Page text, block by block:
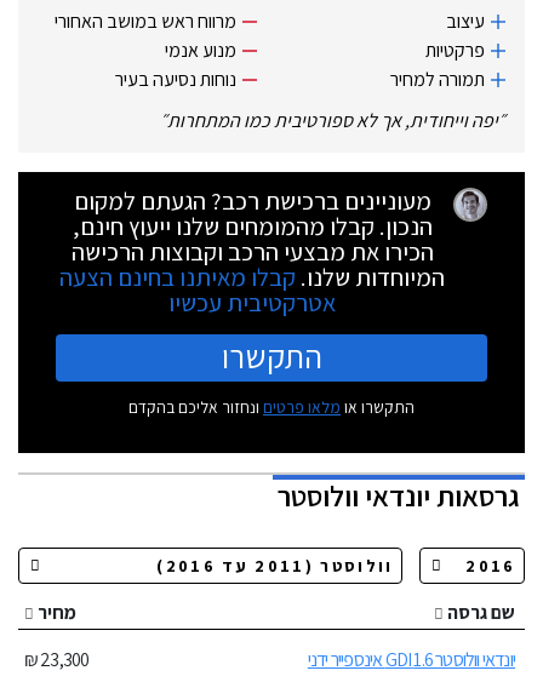
עיצוב
פרקטיות
תמורה למחיר
מרווח ראש במושב האחורי
מנוע אנמי
נוחות נסיעה בעיר
״יפה וייחודית, אך לא ספורטיבית כמו המתחרות״
מעוניינים ברכישת רכב? הגעתם למקום
הנכון. קבלו מהמומחים שלנו ייעוץ חינם,
הכירו את מבצעי הרכב וקבוצות הרכישה
המיוחדות שלנו. קבלו מאיתנו בחינם הצעה
אטרקטיבית עכשיו
התקשרו
התקשרו או מלאו פרטים ונחזור אליכם בהקדם
גרסאותיונדאי וולוסטר
שם גרסה
מחיר
יונדאי וולוסטר 1.6 GDI אינספייר ידני
23,300 ₪